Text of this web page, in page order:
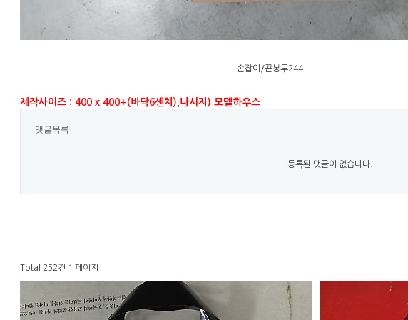
손잡이/끈봉투244
제작사이즈 : 400 x 400+(바닥6센치),나시지) 모델하우스
댓글목록
등록된 댓글이 없습니다.
Total 252건 1 페이지